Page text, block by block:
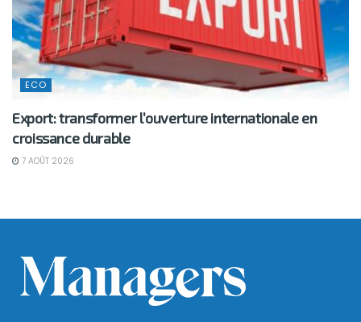
ECO
Export: transformer l’ouverture internationale en
croissance durable
7 AOÛT 2026